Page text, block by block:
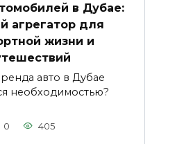
в Дубае:
агрегатор для
жизни и
авто в Дубае
необходимостью?
0 405